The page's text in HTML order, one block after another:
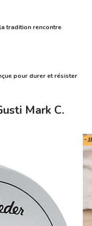
tradition rencontre
pour durer et résister
Mark C.
-